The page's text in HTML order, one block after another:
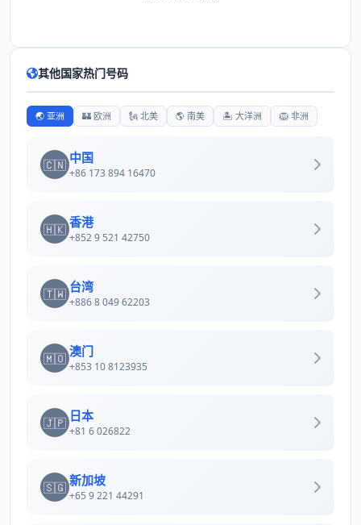
其他国家热门号码
🌏 亚洲 🏰 欧洲 🗽 北美 🌎 南美 🏝️ 大洋洲 🦁 非洲
🇨🇳 中国
+86 173 894 16470
🇭🇰 香港
+852 9 521 42750
🇹🇼 台湾
+886 8 049 62203
🇲🇴 澳门
+853 10 8123935
🇯🇵 日本
+81 6 026822
🇸🇬 新加坡
+65 9 221 44291